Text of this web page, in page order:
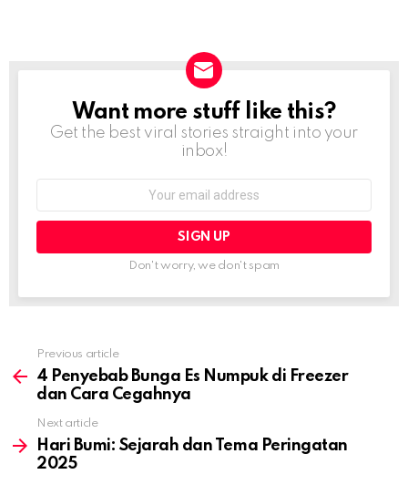
NEWSLETTER
Want more stuff like this?
Get the best viral stories straight into your
inbox!
Don't worry, we don't spam
more
Previous article
4 Penyebab Bunga Es Numpuk di Freezer
dan Cara Cegahnya
Next article
Hari Bumi: Sejarah dan Tema Peringatan
2025